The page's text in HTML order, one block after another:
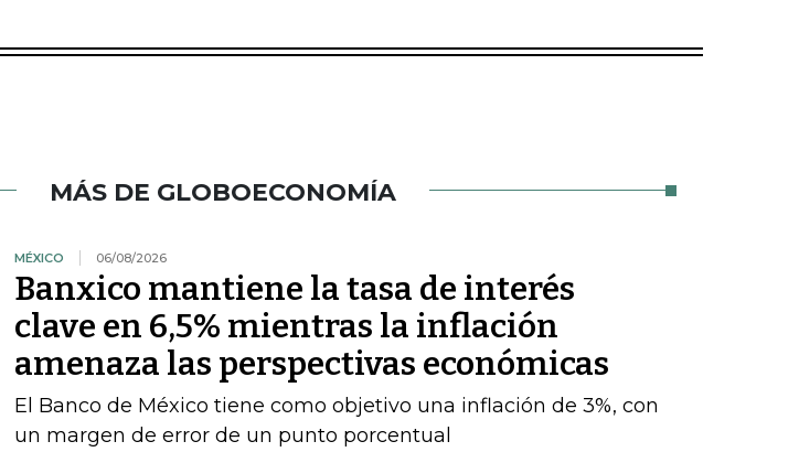
MÁS DE GLOBOECONOMÍA
MÉXICO 06/08/2026
Banxico mantiene la tasa de interés
clave en 6,5% mientras la inflación
amenaza las perspectivas económicas
El Banco de México tiene como objetivo una inflación de 3%, con
un margen de error de un punto porcentual